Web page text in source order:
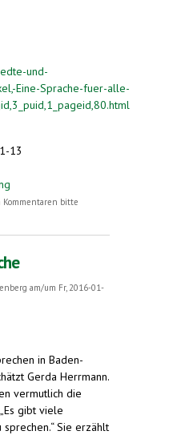
und-
Eine-Sprache-fuer-alle-
13
alle
Kommentaren bitte
am/um Fr, 2016-01-
in Baden-
Gerda Herrmann.
vermutlich die
gibt viele
Sie erzählt